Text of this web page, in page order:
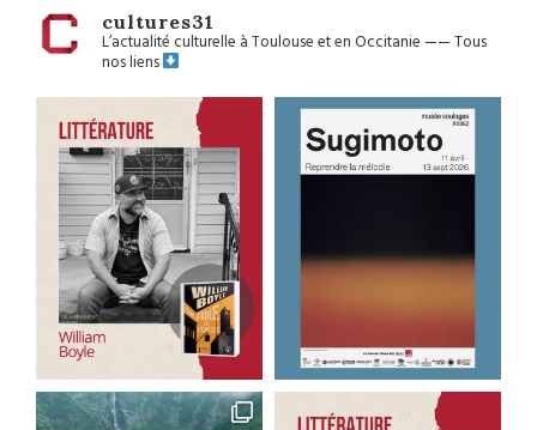
cultures31
L’actualité culturelle à Toulouse et en Occitanie——Tous
nos liens